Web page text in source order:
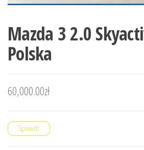
Mazda 3 2.0
Polska
60,000.00zł
Sprawdź